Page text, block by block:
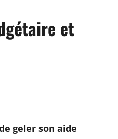
et
geler son aide